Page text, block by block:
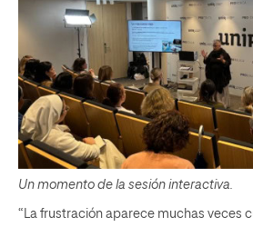
Un momento de la sesión interactiva.
“La frustración aparece muchas veces